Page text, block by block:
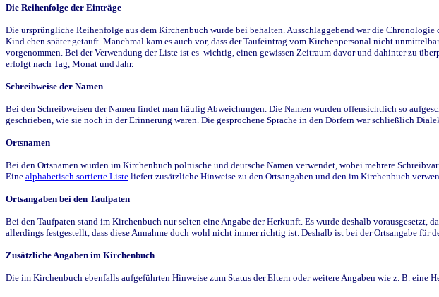
Die Reihenfolge der Einträge
Die ursprüngliche Reihenfolge aus dem Kirchenbuch wurde bei behalten. Ausschlaggebend war die
Kind eben später getauft. Manchmal kam es auch vor, dass der Taufeintrag vom Kirchenpersonal nicht
vorgenommen. Bei der Verwendung der Liste ist es wichtig, einen gewissen Zeitraum davor und dahinter zu
erfolgt nach Tag, Monat und Jahr.
Schreibweise der Namen
Bei den Schreibweisen der Namen findet man häufig Abweichungen. Die Namen wurden offensichtlich so
geschrieben, wie sie noch in der Erinnerung waren. Die gesprochene Sprache in den Dörfern war schließlich
Ortsnamen
Bei den Ortsnamen wurden im Kirchenbuch polnische und deutsche Namen verwendet, wobei mehrere
Eine alphabetisch sortierte Liste liefert zusätzliche Hinweise zu den Ortsangaben und den im Kirchenbuch
Ortsangaben bei den Taufpaten
Bei den Taufpaten stand im Kirchenbuch nur selten eine Angabe der Herkunft. Es wurde deshalb
allerdings festgestellt, dass diese Annahme doch wohl nicht immer richtig ist. Deshalb ist bei der Ortsangabe für
Zusätzliche Angaben im Kirchenbuch
Die im Kirchenbuch ebenfalls aufgeführten Hinweise zum Status der Eltern oder weitere Angaben wie z. B. eine